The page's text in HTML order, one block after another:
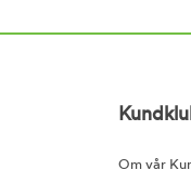
Om vår